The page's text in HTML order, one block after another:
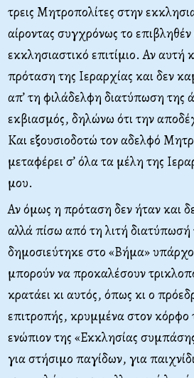
τρεις Μητροπολίτες στην
αίροντας συγχρόνως το επιβληθέν
εκκλησιαστικό επιτίμιο. Αν αυτή
πρόταση της Ιεραρχίας και δεν
απ’ τη φιλάδελφη διατύπωση της
εκβιασμός, δηλώνω ότι την
Και εξουσιοδοτώ τον αδελφό
μεταφέρει σ’ όλα τα μέλη της
μου.
Αν όμως η πρόταση δεν ήταν και
αλλά πίσω από τη λιτή
δημοσιεύτηκε στο «Βήμα»
μπορούν να προκαλέσουν
κρατάει κι αυτός, όπως κι ο
επιτροπής, κρυμμένα στον κόρφο
ενώπιον της «Εκκλησίας
για στήσιμο παγίδων, για